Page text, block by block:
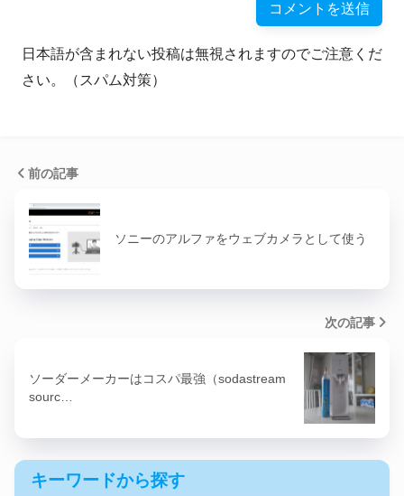
日本語が含まれない投稿は無視されますのでご注意くだ
さい。（スパム対策）
前の記事
ソニーのアルファをウェブカメラとして使う
次の記事
ソーダーメーカーはコスパ最強（sodastream
sourc…
キーワードから探す